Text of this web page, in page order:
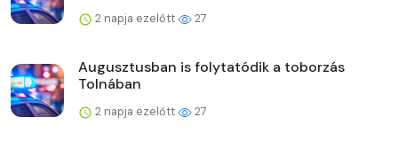
2 napja ezelőtt 27
Augusztusban is folytatódik a toborzás
Tolnában
2 napja ezelőtt 27